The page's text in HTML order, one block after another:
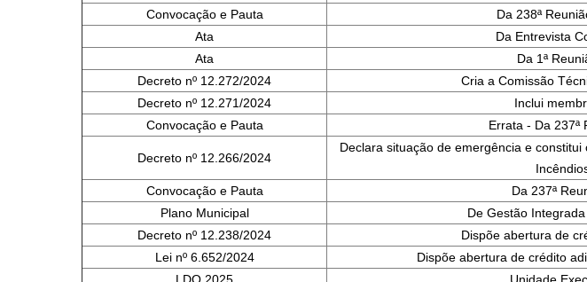
Convocação e Pauta
Da 238ª
Ata
Da Entrevista
Ata
Da 1ª
Decreto nº 12.272/2024
Cria a Comissão
Decreto nº 12.271/2024
Inclui
Convocação e Pauta
Errata - Da 237ª
Decreto nº 12.266/2024
Declara situação de emergência e
Convocação e Pauta Da 237ª
Plano Municipal
De Gestão
Decreto nº 12.238/2024
Dispõe abertura de
Lei nº 6.652/2024
Dispõe abertura de crédito